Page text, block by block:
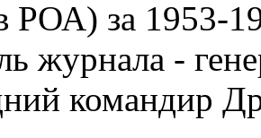
РОА) за 1953-
журнала -
командир